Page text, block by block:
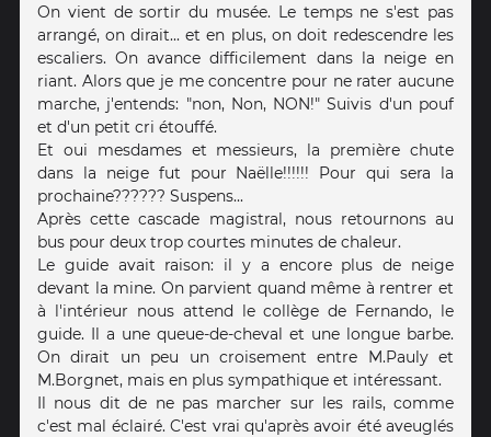
On vient de sortir du musée. Le temps ne s'est pas
arrangé, on dirait... et en plus, on doit redescendre les
escaliers. On avance difficilement dans la neige en
riant. Alors que je me concentre pour ne rater aucune
marche, j'entends: "non, Non, NON!" Suivis d'un pouf
et d'un petit cri étouffé.
Et oui mesdames et messieurs, la première chute
dans la neige fut pour Naëlle!!!!!! Pour qui sera la
prochaine?????? Suspens...
Après cette cascade magistral, nous retournons au
bus pour deux trop courtes minutes de chaleur.
Le guide avait raison: il y a encore plus de neige
devant la mine. On parvient quand même à rentrer et
à l'intérieur nous attend le collège de Fernando, le
guide. Il a une queue-de-cheval et une longue barbe.
On dirait un peu un croisement entre M.Pauly et
M.Borgnet, mais en plus sympathique et intéressant.
Il nous dit de ne pas marcher sur les rails, comme
c'est mal éclairé. C'est vrai qu'après avoir été aveuglés